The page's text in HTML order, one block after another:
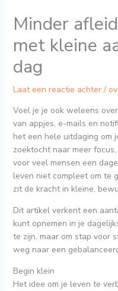
Minder
met kleine
dag
Laat een reactie achter /
Voel je je ook weleens
van appjes, e-mails en
het een hele uitdaging om
zoektocht naar meer
voor veel mensen een
leven niet compleet om te
zit de kracht in kleine,
Dit artikel verkent een
kunt opnemen in je
te zijn, maar om stap voor
weg naar een
Begin klein
Het idee om je leven te